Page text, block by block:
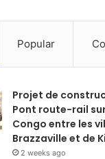
Popular
Projet de
Pont route-rail
Congo entre les
Brazzaville et de
2 weeks ago